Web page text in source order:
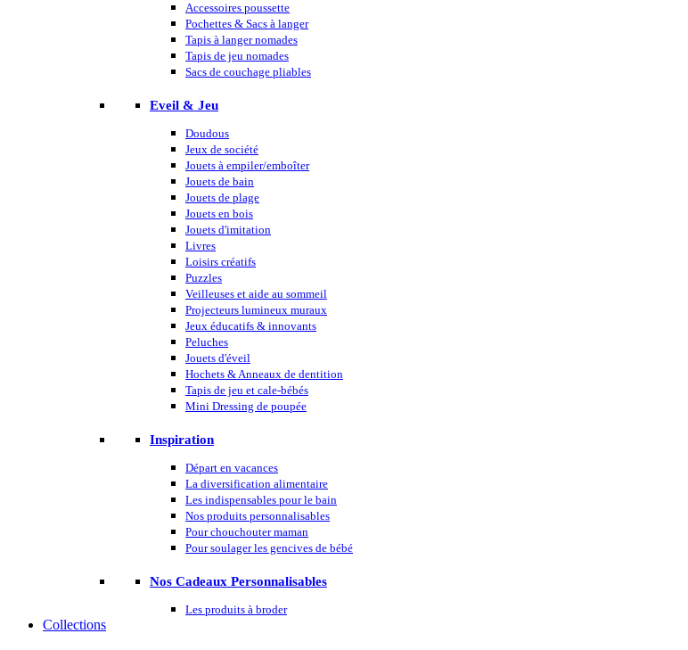
Accessoires poussette
Pochettes & Sacs à langer
Tapis à langer nomades
Tapis de jeu nomades
Sacs de couchage pliables
Eveil & Jeu
Doudous
Jeux de société
Jouets à empiler/emboîter
Jouets de bain
Jouets de plage
Jouets en bois
Jouets d'imitation
Livres
Loisirs créatifs
Puzzles
Veilleuses et aide au sommeil
Projecteurs lumineux muraux
Jeux éducatifs & innovants
Peluches
Jouets d'éveil
Hochets & Anneaux de dentition
Tapis de jeu et cale-bébés
Mini Dressing de poupée
Inspiration
Départ en vacances
La diversification alimentaire
Les indispensables pour le bain
Nos produits personnalisables
Pour chouchouter maman
Pour soulager les gencives de bébé
Nos Cadeaux Personnalisables
Les produits à broder
Collections